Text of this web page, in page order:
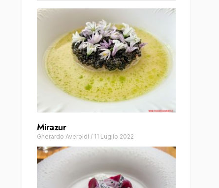
Mirazur
Gherardo Averoldi / 11 Luglio 2022